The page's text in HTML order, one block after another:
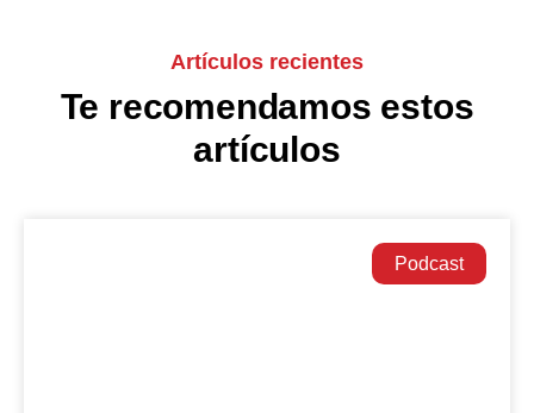
Artículos recientes
Te recomendamos estos
artículos
Podcast